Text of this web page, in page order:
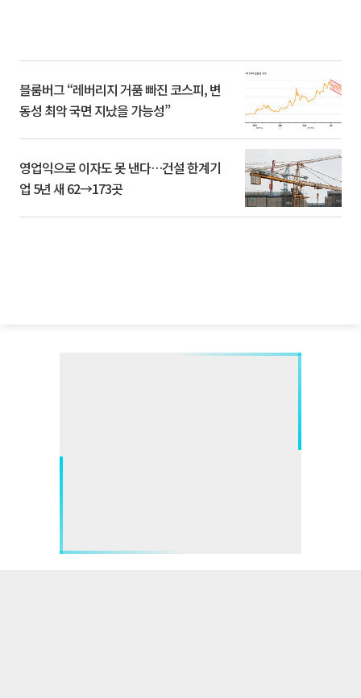
블룸버그 “레버리지 거품 빠진 코스피, 변
동성 최악 국면 지났을 가능성”
영업익으로 이자도 못 낸다…건설 한계기
업 5년 새 62→173곳